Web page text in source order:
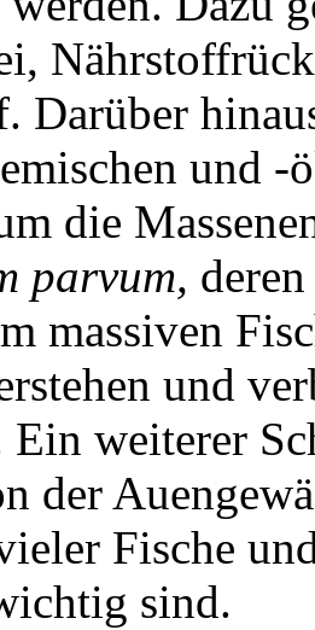
Darüber
und
die
parvum,
massiven
und
weiterer
der
Fische
sind.